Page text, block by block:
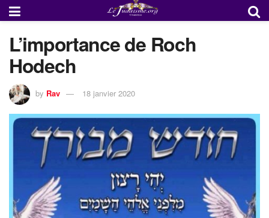
L’importance de Roch
Hodech
by Rav 18 janvier 2020